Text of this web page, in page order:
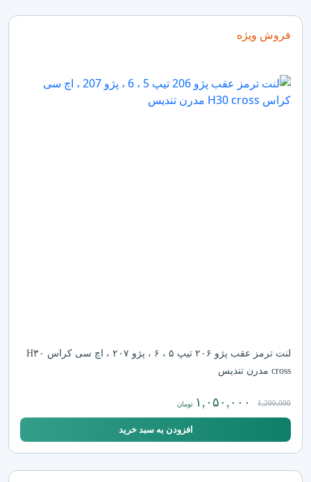
فروش ویژه
لنت ترمز عقب پژو ۲۰۶ تیپ ۵ ، ۶ ، پژو ۲۰۷ ، اچ سی کراس H۳۰
cross مدرن تندیس
1,200,000 ۱,۰۵۰,۰۰۰ تومان
افزودن به سبد خرید